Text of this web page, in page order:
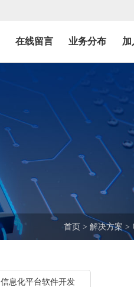
在线留言 业务分布 加
首页 > 解决方案 >
信息化平台软件开发